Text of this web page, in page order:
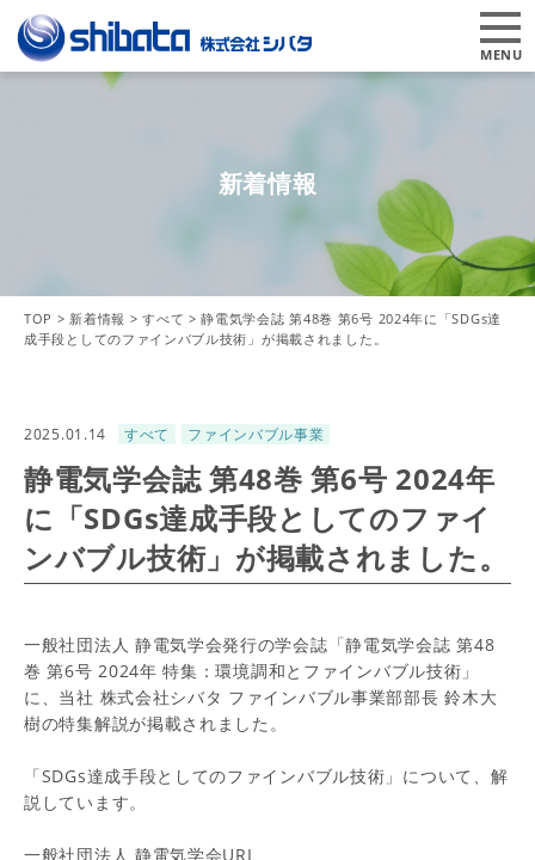
MENU
新着情報
TOP >新着情報 >すべて >静電気学会誌 第48巻 第6号 2024年に「SDGs達
成手段としてのファインバブル技術」が掲載されました。
2025.01.14 すべて ファインバブル事業
静電気学会誌 第48巻 第6号 2024年
に「SDGs達成手段としてのファイ
ンバブル技術」が掲載されました。
一般社団法人 静電気学会発行の学会誌「静電気学会誌 第48
巻 第6号 2024年 特集：環境調和とファインバブル技術」
に、当社 株式会社シバタ ファインバブル事業部部長 鈴木大
樹の特集解説が掲載されました。
「SDGs達成手段としてのファインバブル技術」について、解
説しています。
一般社団法人 静電気学会URL